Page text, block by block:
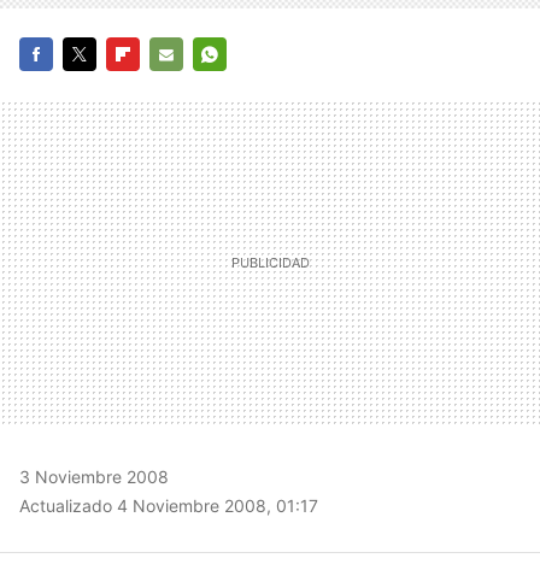
MAIL
3 Noviembre 2008
Actualizado 4 Noviembre 2008, 01:17